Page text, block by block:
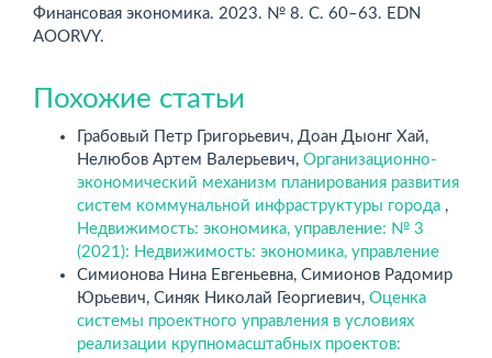
Финансовая экономика. 2023. № 8. С. 60–63. EDN
AOORVY.
Похожие статьи
Грабовый Петр Григорьевич, Доан Дыонг Хай,
Нелюбов Артем Валерьевич, Организационно-
экономический механизм планирования развития
систем коммунальной инфраструктуры города ,
Недвижимость: экономика, управление: № 3
(2021): Недвижимость: экономика, управление
Симионова Нина Евгеньевна, Симионов Радомир
Юрьевич, Синяк Николай Георгиевич, Оценка
системы проектного управления в условиях
реализации крупномасштабных проектов: